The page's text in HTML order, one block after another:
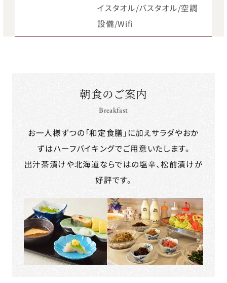
イスタオル/バスタオル/空調
設備/Wifi
朝食のご案内
Breakfast
お一人様ずつの「和定食膳」に加えサラダやおか
ずはハーフバイキングでご用意いたします。
出汁茶漬けや北海道ならではの塩辛、松前漬けが
好評です。